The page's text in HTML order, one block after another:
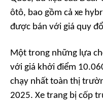
ôtô, bao gồm cả xe
được bán với giá quy
Một trong những lựa
với giá khởi điểm
chạy nhất toàn thị
2025. Xe trang bị cốp